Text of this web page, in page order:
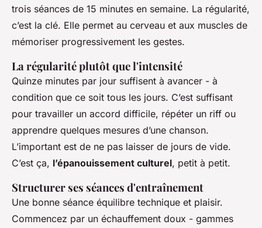
trois séances de 15 minutes en semaine. La régularité,
c’est la clé. Elle permet au cerveau et aux muscles de
mémoriser progressivement les gestes.
La régularité plutôt que l'intensité
Quinze minutes par jour suffisent à avancer - à
condition que ce soit tous les jours. C’est suffisant
pour travailler un accord difficile, répéter un riff ou
apprendre quelques mesures d’une chanson.
L’important est de ne pas laisser de jours de vide.
C’est ça, l’épanouissement culturel, petit à petit.
Structurer ses séances d'entraînement
Une bonne séance équilibre technique et plaisir.
Commencez par un échauffement doux - gammes